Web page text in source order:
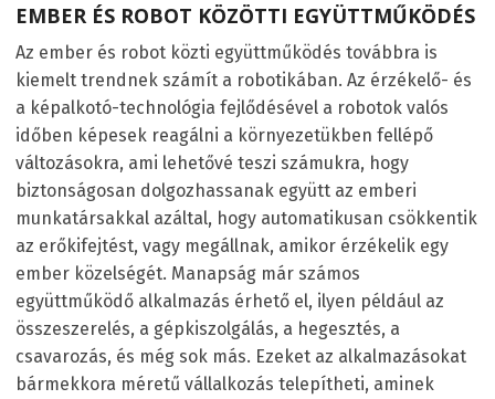
EMBER ÉS ROBOT KÖZÖTTI EGYÜTTMŰKÖDÉS
Az ember és robot közti együttműködés továbbra is
kiemelt trendnek számít a robotikában. Az érzékelő- és
a képalkotó-technológia fejlődésével a robotok valós
időben képesek reagálni a környezetükben fellépő
változásokra, ami lehetővé teszi számukra, hogy
biztonságosan dolgozhassanak együtt az emberi
munkatársakkal azáltal, hogy automatikusan csökkentik
az erőkifejtést, vagy megállnak, amikor érzékelik egy
ember közelségét. Manapság már számos
együttműködő alkalmazás érhető el, ilyen például az
összeszerelés, a gépkiszolgálás, a hegesztés, a
csavarozás, és még sok más. Ezeket az alkalmazásokat
bármekkora méretű vállalkozás telepítheti, aminek